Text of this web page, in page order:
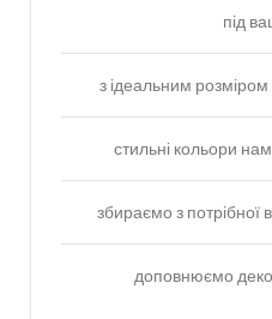
під
з ідеальним
стильні кольори
збираємо з потрібної
доповнюємо